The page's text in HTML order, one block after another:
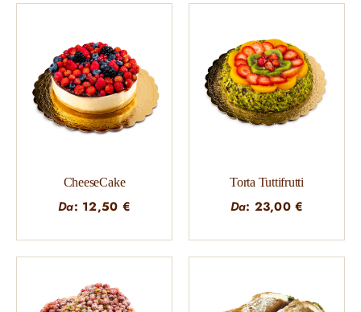
CheeseCake
Da: 12,50 €
Torta Tuttifrutti
Da: 23,00€